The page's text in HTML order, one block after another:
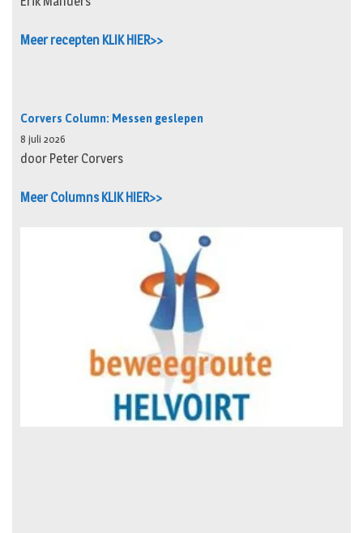
Meer recepten KLIK HIER>>
Corvers Column: Messen geslepen
8 juli 2026
door Peter Corvers
Meer Columns KLIK HIER>>